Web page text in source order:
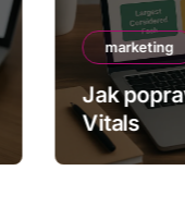
marketing
Jak
Vitals